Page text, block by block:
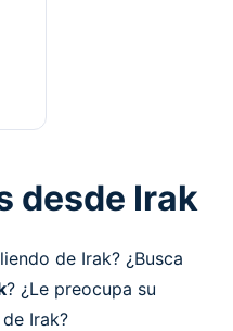
desde Irak
de Irak? ¿Busca
? ¿Le preocupa su
Irak?